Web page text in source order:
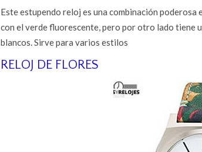
Este estupendo reloj es una combinación
con el verde fluorescente, pero por otro lado tiene
blancos. Sirve para varios estilos
RELOJ DE FLORES